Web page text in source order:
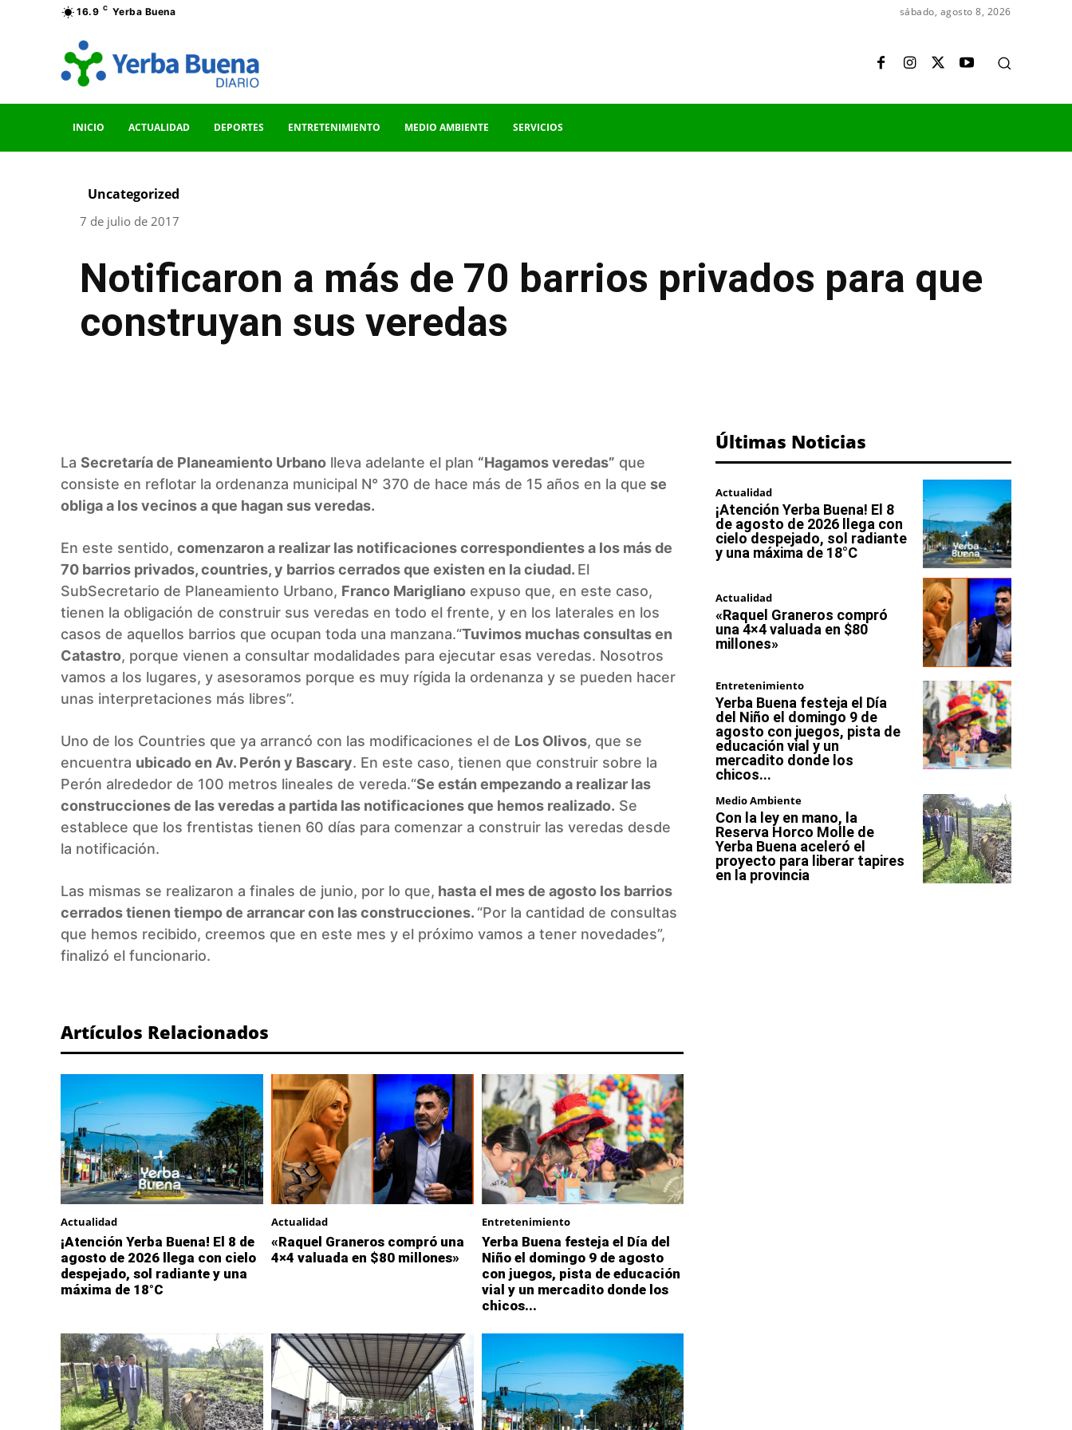
16.9 C Yerba Buena sábado, agosto 8, 2026
INICIO ACTUALIDAD DEPORTES ENTRETENIMIENTO MEDIO AMBIENTE SERVICIOS
Uncategorized
7 de julio de 2017
Notificaron a más de 70 barrios privados para que
construyan sus veredas
La Secretaría de Planeamiento Urbano lleva adelante el plan “Hagamos veredas” que
consiste en reflotar la ordenanza municipal N° 370 de hace más de 15 años en la que se
obliga a los vecinos a que hagan sus veredas.
En este sentido, comenzaron a realizar las notificaciones correspondientes a los más de
70 barrios privados, countries, y barrios cerrados que existen en la ciudad. El
SubSecretario de Planeamiento Urbano, Franco Marigliano expuso que, en este caso,
tienen la obligación de construir sus veredas en todo el frente, y en los laterales en los
casos de aquellos barrios que ocupan toda una manzana.“Tuvimos muchas consultas en
Catastro, porque vienen a consultar modalidades para ejecutar esas veredas. Nosotros
vamos a los lugares, y asesoramos porque es muy rígida la ordenanza y se pueden hacer
unas interpretaciones más libres”.
Uno de los Countries que ya arrancó con las modificaciones el de Los Olivos, que se
encuentra ubicado en Av. Perón y Bascary. En este caso, tienen que construir sobre la
Perón alrededor de 100 metros lineales de vereda.“Se están empezando a realizar las
construcciones de las veredas a partida las notificaciones que hemos realizado. Se
establece que los frentistas tienen 60 días para comenzar a construir las veredas desde
la notificación.
Las mismas se realizaron a finales de junio, por lo que, hasta el mes de agosto los barrios
cerrados tienen tiempo de arrancar con las construcciones. “Por la cantidad de consultas
que hemos recibido, creemos que en este mes y el próximo vamos a tener novedades”,
finalizó el funcionario.
Artículos Relacionados
Actualidad
¡Atención Yerba Buena! El 8 de
agosto de 2026 llega con cielo
despejado, sol radiante y una
máxima de 18°C
Actualidad
«Raquel Graneros compró una
4×4 valuada en $80 millones»
Entretenimiento
Yerba Buena festeja el Día del
Niño el domingo 9 de agosto
con juegos, pista de educación
vial y un mercadito donde los
chicos...
Últimas Noticias
Actualidad
¡Atención Yerba Buena! El 8
de agosto de 2026 llega con
cielo despejado, sol radiante
y una máxima de 18°C
Actualidad
«Raquel Graneros compró
una 4×4 valuada en $80
millones»
Entretenimiento
Yerba Buena festeja el Día
del Niño el domingo 9 de
agosto con juegos, pista de
educación vial y un
mercadito donde los
chicos...
Medio Ambiente
Con la ley en mano, la
Reserva Horco Molle de
Yerba Buena aceleró el
proyecto para liberar tapires
en la provincia